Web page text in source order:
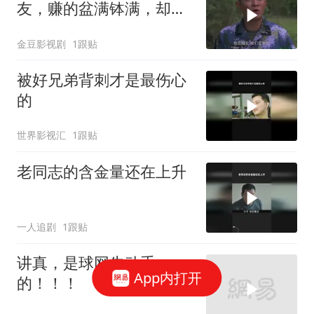
友，赚的盆满钵满，却不
金豆影视剧 1跟贴
被好兄弟背刺才是最伤心
的
世界影视汇 1跟贴
老同志的含金量还在上升
一人追剧 1跟贴
讲真，是球网先动手
的！！！
App内打开